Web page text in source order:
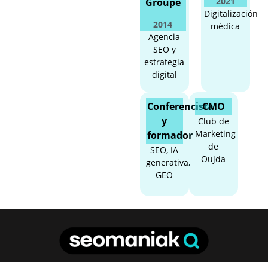
2014
Agencia
SEO y
estrategia
digital
Digitalización
médica
Conferencista
y
formador
SEO, IA
generativa,
GEO
CMO
Club de
Marketing
de
Oujda